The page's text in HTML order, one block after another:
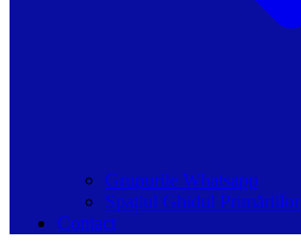
Grupurile Whatsapp
Spațiul Ghidul Primăriilor
Contact